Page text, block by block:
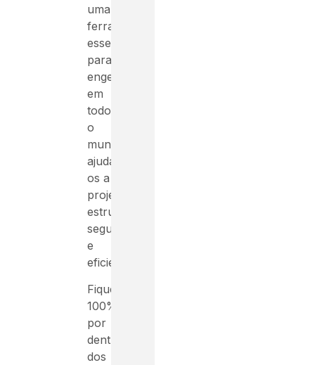
uma
ferramenta
essencial
para
engenheiros
em
todo
o
mundo,
ajudando-
os a
projetar
estruturas
seguras
e
eficientes.
Fique
100%
por
dentro
dos